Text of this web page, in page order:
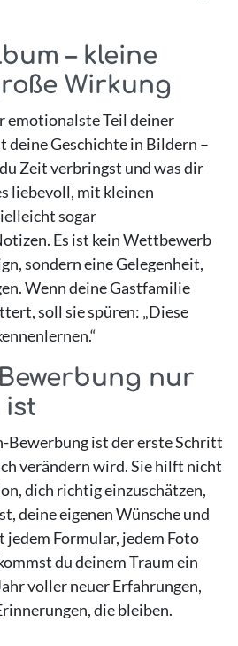
– kleine
Wirkung
emotionalste Teil deiner
deine Geschichte in Bildern –
Zeit verbringst und was dir
liebevoll, mit kleinen
sogar
Es ist kein Wettbewerb
sondern eine Gelegenheit,
Wenn deine Gastfamilie
soll sie spüren: „Diese
nur
ist
Bewerbung ist der erste Schritt
verändern wird. Sie hilft nicht
dich richtig einzuschätzen,
deine eigenen Wünsche und
jedem Formular, jedem Foto
du deinem Traum ein
voller neuer Erfahrungen,
die bleiben.